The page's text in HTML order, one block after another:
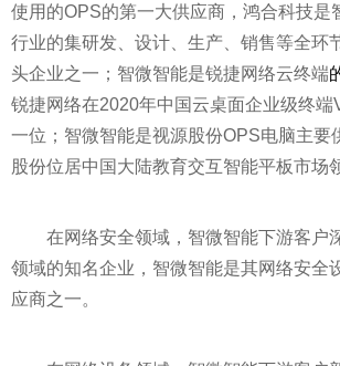
使用的OPS的第一大供应商，鸿合科技是
行业的集研发、设计、生产、销售等全环
头企业之一；智微智能是锐捷网络云终端
锐捷网络在2020年中国云桌面企业级终端
一位；智微智能是视源股份OPS电脑主要
股份位居中国大陆教育交互智能平板市场
在网络安全领域，智微智能下游客户
领域的知名企业，智微智能是其网络安全
应商之一。